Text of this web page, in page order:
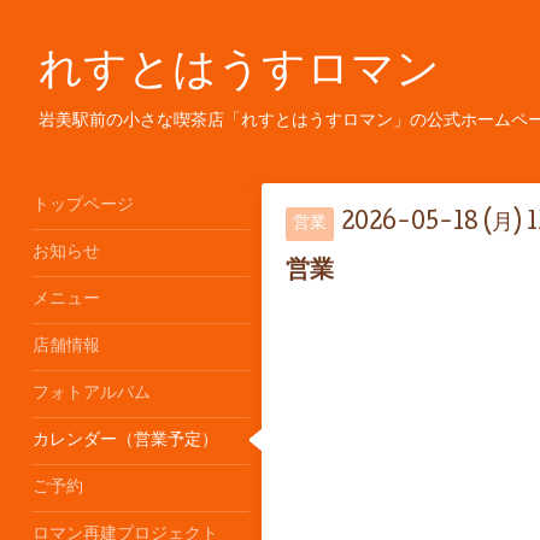
れすとはうすロマン
岩美駅前の小さな喫茶店「れすとはうすロマン」の公式ホームペ
営業 2026-05-18 (月)
営業
トップページ
お知らせ
メニュー
店舗情報
フォトアルバム
カレンダー（営業予定）
ご予約
ロマン再建プロジェクト